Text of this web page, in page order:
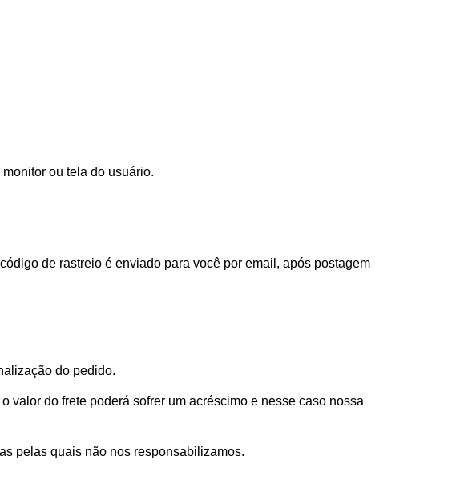
ou tela do usuário.
de rastreio é enviado para você por email, após postagem
do pedido.
valor do frete poderá sofrer um acréscimo e nesse caso nossa
pelas quais não nos responsabilizamos.